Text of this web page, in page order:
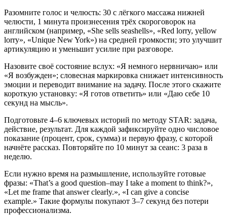
Разомните голос и челюсть: 30 с лёгкого массажа нижней
челюсти, 1 минута произнесения трёх скороговорок на
английском (например, «She sells seashells», «Red lorry, yellow
lorry», «Unique New York») на средней громкости; это улучшит
артикуляцию и уменьшит усилие при разговоре.
Назовите своё состояние вслух: «Я немного нервничаю» или
«Я возбужден»; словесная маркировка снижает интенсивность
эмоции и переводит внимание на задачу. После этого скажите
короткую установку: «Я готов ответить» или «Даю себе 10
секунд на мысль».
Подготовьте 4–6 ключевых историй по методу STAR: задача,
действие, результат. Для каждой зафиксируйте одно числовое
показание (процент, срок, сумма) и первую фразу, с которой
начнёте рассказ. Повторяйте по 10 минут за сеанс: 3 раза в
неделю.
Если нужно время на размышление, используйте готовые
фразы: «That’s a good question–may I take a moment to think?»,
«Let me frame that answer clearly.», «I can give a concise
example.» Такие формулы покупают 3–7 секунд без потери
профессионализма.